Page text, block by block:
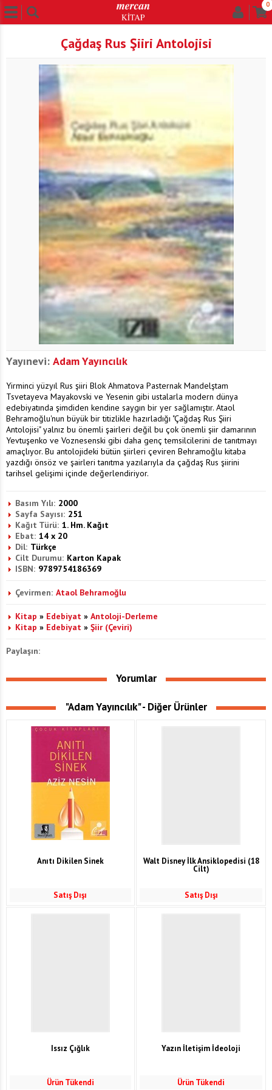
0
Çağdaş Rus Şiiri Antolojisi
Yayınevi: Adam Yayıncılık
Yirminci yüzyıl Rus şiiri Blok Ahmatova Pasternak Mandelştam
Tsvetayeva Mayakovski ve Yesenin gibi ustalarla modern dünya
edebiyatında şimdiden kendine saygın bir yer sağlamıştır. Ataol
Behramoğlu'nun büyük bir titizlikle hazırladığı "Çağdaş Rus Şiiri
Antolojisi" yalnız bu önemli şairleri değil bu çok önemli şiir damarının
Yevtuşenko ve Voznesenski gibi daha genç temsilcilerini de tanıtmayı
amaçlıyor. Bu antolojideki bütün şiirleri çeviren Behramoğlu kitaba
yazdığı önsöz ve şairleri tanıtma yazılarıyla da çağdaş Rus şiirini
tarihsel gelişimi içinde değerlendiriyor.
Basım Yılı: 2000
Sayfa Sayısı: 251
Kağıt Türü: 1. Hm. Kağıt
Ebat: 14 x 20
Dil: Türkçe
Cilt Durumu: Karton Kapak
ISBN: 9789754186369
Çevirmen: Ataol Behramoğlu
Kitap » Edebiyat » Antoloji-Derleme
Kitap » Edebiyat » Şiir (Çeviri)
Paylaşın:
Yorumlar
"Adam Yayıncılık" - Diğer Ürünler
Anıtı Dikilen Sinek
Satış Dışı
Walt Disney İlk Ansiklopedisi (18
Cilt)
Satış Dışı
Issız Çığlık
Ürün Tükendi
Yazın İletişim İdeoloji
Ürün Tükendi